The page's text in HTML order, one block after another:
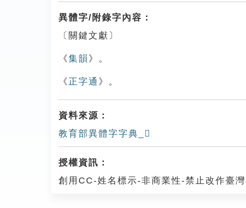
異體字/附錄字內容：
〔關鍵文獻〕
《集韻 》。
《 正字通 》。
資料來源：
教育部異體字字典_𨾨
授權資訊：
創用CC-姓名標示-非商業性-禁止改作臺